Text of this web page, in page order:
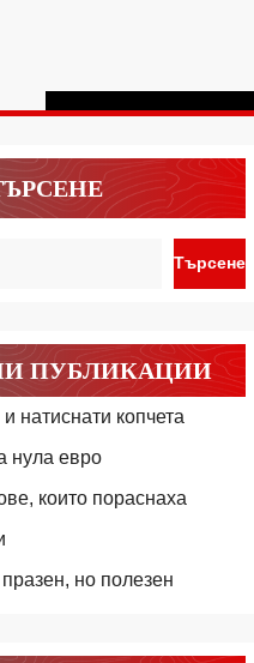
Търсене
ПУБЛИКАЦИИ
натиснати копчета
нула евро
които пораснаха
но полезен